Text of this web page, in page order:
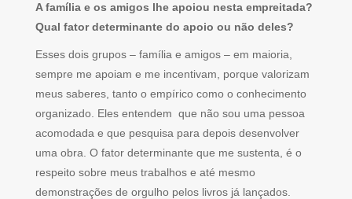
A família e os amigos lhe apoiou nesta empreitada?
Qual fator determinante do apoio ou não deles?
Esses dois grupos – família e amigos – em maioria,
sempre me apoiam e me incentivam, porque valorizam
meus saberes, tanto o empírico como o conhecimento
organizado. Eles entendem que não sou uma pessoa
acomodada e que pesquisa para depois desenvolver
uma obra. O fator determinante que me sustenta, é o
respeito sobre meus trabalhos e até mesmo
demonstrações de orgulho pelos livros já lançados.